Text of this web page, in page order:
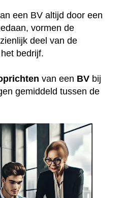
een BV altijd door een
vormen de
deel van de
bedrijf.
van een BV bij
gemiddeld tussen de